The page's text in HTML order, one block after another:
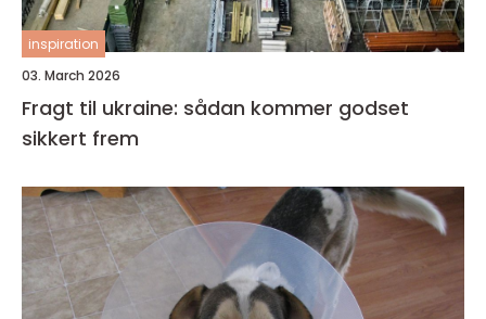
inspiration
03. March 2026
Fragt til ukraine: sådan kommer godset
sikkert frem